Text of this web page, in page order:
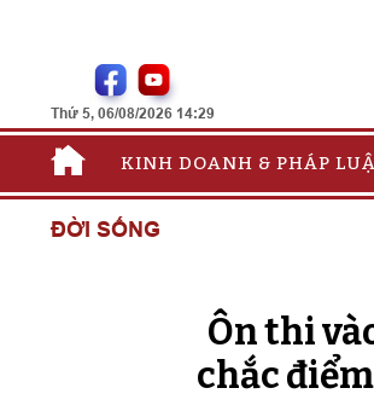
Thứ 5, 06/08/2026 14:29
KINH DOANH & PHÁP
ĐỜI SỐNG
Ôn thi
chắc